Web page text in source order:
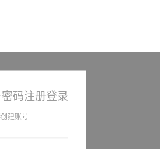
码注册登录
建账号